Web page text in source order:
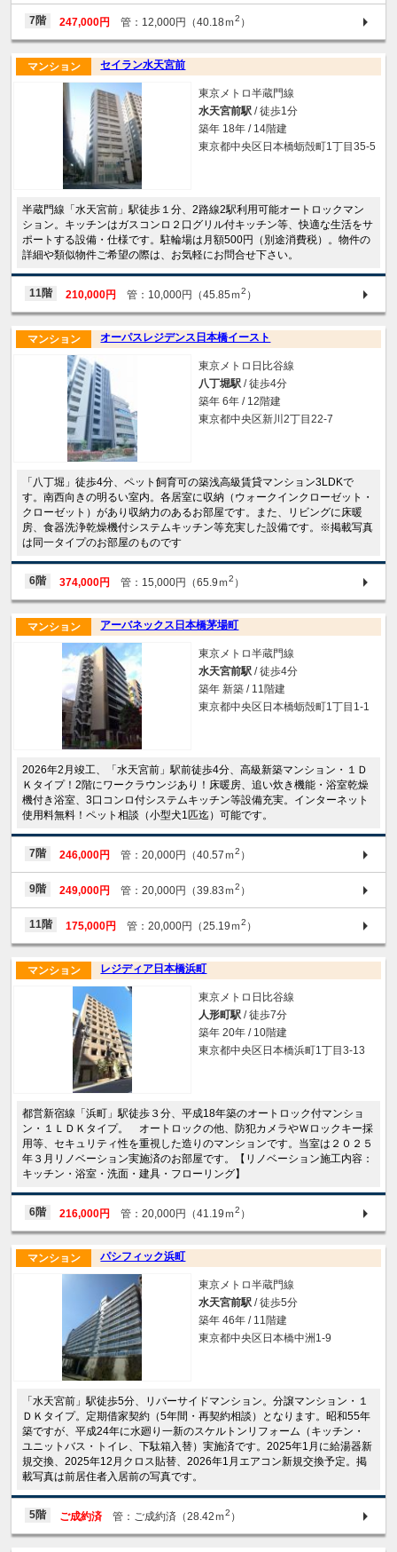
7階 247,000円 管：12,000円（40.18ｍ2 ）
セイラン水天宮前
マンション
東京メトロ半蔵門線
水天宮前駅 / 徒歩1分
築年 18年 / 14階建
東京都中央区日本橋蛎殻町1丁目35-5
半蔵門線「水天宮前」駅徒歩１分、2路線2駅利用可能オートロックマン
ション。キッチンはガスコンロ２口グリル付キッチン等、快適な生活をサ
ポートする設備・仕様です。駐輪場は月額500円（別途消費税）。物件の
詳細や類似物件ご希望の際は、お気軽にお問合せ下さい。
11階 210,000円 管：10,000円（45.85ｍ2 ）
オーパスレジデンス日本橋イースト
マンション
東京メトロ日比谷線
八丁堀駅 / 徒歩4分
築年 6年 / 12階建
東京都中央区新川2丁目22-7
「八丁堀」徒歩4分、ペット飼育可の築浅高級賃貸マンション3LDKで
す。南西向きの明るい室内。各居室に収納（ウォークインクローゼット・
クローゼット）があり収納力のあるお部屋です。また、リビングに床暖
房、食器洗浄乾燥機付システムキッチン等充実した設備です。※掲載写真
は同一タイプのお部屋のものです
6階 374,000円 管：15,000円（65.9ｍ2 ）
アーバネックス日本橋茅場町
マンション
東京メトロ半蔵門線
水天宮前駅 / 徒歩4分
築年 新築 / 11階建
東京都中央区日本橋蛎殻町1丁目1-1
2026年2月竣工、「水天宮前」駅前徒歩4分、高級新築マンション・１Ｄ
Ｋタイプ！2階にワークラウンジあり！床暖房、追い炊き機能・浴室乾燥
機付き浴室、3口コンロ付システムキッチン等設備充実。インターネット
使用料無料！ペット相談（小型犬1匹迄）可能です。
7階 246,000円 管：20,000円（40.57ｍ2 ）
9階 249,000円 管：20,000円（39.83ｍ2 ）
11階 175,000円 管：20,000円（25.19ｍ2 ）
レジディア日本橋浜町
マンション
東京メトロ日比谷線
人形町駅 / 徒歩7分
築年 20年 / 10階建
東京都中央区日本橋浜町1丁目3-13
都営新宿線「浜町」駅徒歩３分、平成18年築のオートロック付マンショ
ン・１ＬＤＫタイプ。 オートロックの他、防犯カメラやＷロックキー採
用等、セキュリティ性を重視した造りのマンションです。当室は２０２５
年３月リノベーション実施済のお部屋です。【リノベーション施工内容：
キッチン・浴室・洗面・建具・フローリング】
6階 216,000円 管：20,000円（41.19ｍ2 ）
パシフィック浜町
マンション
東京メトロ半蔵門線
水天宮前駅 / 徒歩5分
築年 46年 / 11階建
東京都中央区日本橋中洲1-9
「水天宮前」駅徒歩5分、リバーサイドマンション。分譲マンション・１
ＤＫタイプ。定期借家契約（5年間・再契約相談）となります。昭和55年
築ですが、平成24年に水廻り一新のスケルトンリフォーム（キッチン・
ユニットバス・トイレ、下駄箱入替）実施済です。2025年1月に給湯器新
規交換、2025年12月クロス貼替、2026年1月エアコン新規交換予定。掲
載写真は前居住者入居前の写真です。
5階 ご成約済 管：ご成約済（28.42ｍ2 ）